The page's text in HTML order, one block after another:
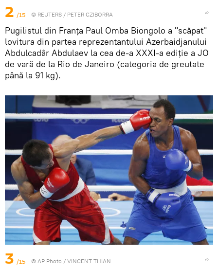
2 /15 © REUTERS / PETER CZIBORRA
Pugilistul din Franța Paul Omba Biongolo a "scăpat"
lovitura din partea reprezentantului Azerbaidjanului
Abdulcadâr Abdulaev la cea de-a XXXI-a ediție a JO
de vară de la Rio de Janeiro (categoria de greutate
până la 91 kg).
3 /15 © AP Photo / VINCENT THIAN